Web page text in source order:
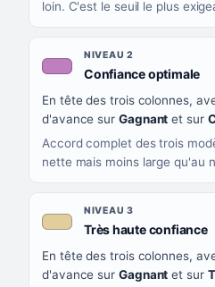
loin. C'est le seuil le plus
NIVEAU 2
Confiance optimale,
En tête des trois colonnes,
d'avance sur Gagnant et sur
Accord complet des trois
nette mais moins large qu'au
NIVEAU 3
Très haute confiance,
En tête des trois colonnes,
d'avance sur Gagnant et sur